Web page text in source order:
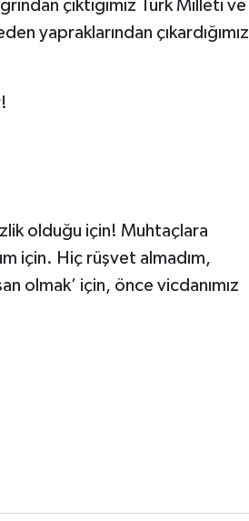
çıktığımız Türk Milleti ve
yapraklarından çıkardığımız
olduğu için! Muhtaçlara
için. Hiç rüşvet almadım,
olmak’ için, önce vicdanımız